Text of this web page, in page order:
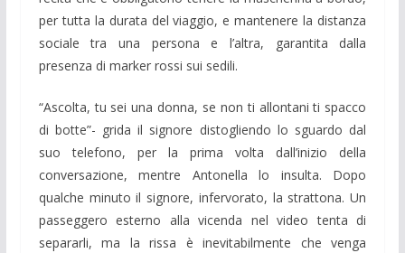
per tutta la durata del viaggio, e mantenere la distanza
sociale tra una persona e l’altra, garantita dalla
presenza di marker rossi sui sedili.
“Ascolta, tu sei una donna, se non ti allontani ti spacco
di botte”- grida il signore distogliendo lo sguardo dal
suo telefono, per la prima volta dall’inizio della
conversazione, mentre Antonella lo insulta. Dopo
qualche minuto il signore, infervorato, la strattona. Un
passeggero esterno alla vicenda nel video tenta di
separarli, ma la rissa è inevitabilmente che venga